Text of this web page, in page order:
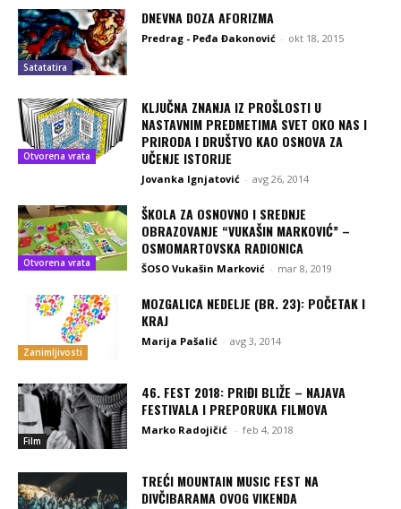
Satatatira
DNEVNA DOZA AFORIZMA
Predrag - Peđa Đakonović - okt 18, 2015
Otvorena vrata
KLJUČNA ZNANJA IZ PROŠLOSTI U
NASTAVNIM PREDMETIMA SVET OKO NAS I
PRIRODA I DRUŠTVO KAO OSNOVA ZA
UČENJE ISTORIJE
Jovanka Ignjatović - avg 26, 2014
Otvorena vrata
ŠKOLA ZA OSNOVNO I SREDNJE
OBRAZOVANJE “VUKAŠIN MARKOVIĆ” –
OSMOMARTOVSKA RADIONICA
ŠOSO Vukašin Marković - mar 8, 2019
Zanimljivosti
MOZGALICA NEDELJE (BR. 23): POČETAK I
KRAJ
Marija Pašalić - avg 3, 2014
Film
46. FEST 2018: PRIĐI BLIŽE – NAJAVA
FESTIVALA I PREPORUKA FILMOVA
Marko Radojičić - feb 4, 2018
TREĆI MOUNTAIN MUSIC FEST NA
DIVČIBARAMA OVOG VIKENDA